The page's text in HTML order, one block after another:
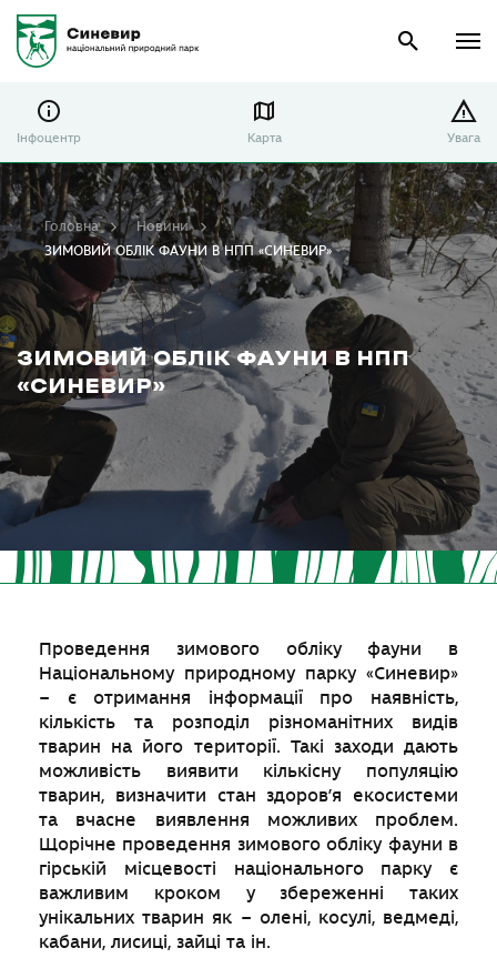
Інфоцентр Карта Увага
ЗИМОВИЙ ОБЛІК ФАУНИ В НПП
«СИНЕВИР»
Головна
Новини
ЗИМОВИЙ ОБЛІК ФАУНИ В НПП «СИНЕВИР»
Проведення зимового обліку фауни в
Національному природному парку «Синевир»
– є отримання інформації про наявність,
кількість та розподіл різноманітних видів
тварин на його території. Такі заходи дають
можливість виявити кількісну популяцію
тварин, визначити стан здоров’я екосистеми
та вчасне виявлення можливих проблем.
Щорічне проведення зимового обліку фауни в
гірській місцевості національного парку є
важливим кроком у збереженні таких
унікальних тварин як – олені, косулі, ведмеді,
кабани, лисиці, зайці та ін.